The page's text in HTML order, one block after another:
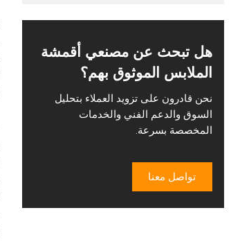
هل تبحث عن مصنعي أقمشة
الملابس الموثوق بهم؟
نحن قادرون على تزويد العملاء بتحليل
السوق والدعم الفني والخدمات
المخصصة بسرعة.
تواصل معنا